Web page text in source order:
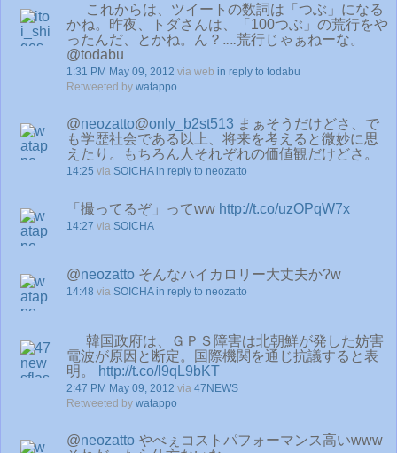
これからは、ツイートの数詞は「つぶ」になる
かね。昨夜、トダさんは、「100つぶ」の荒行をや
ったんだ、とかね。ん？‥‥荒行じゃぁねーな。
@todabu
1:31 PM May 09, 2012 via web in reply to todabu
Retweeted by watappo
@neozatto@only_b2st513 まぁそうだけどさ、で
も学歴社会である以上、将来を考えると微妙に思
えたり。もちろん人それぞれの価値観だけどさ。
14:25 via SOICHA in reply to neozatto
「撮ってるぞ」ってww http://t.co/uzOPqW7x
14:27 via SOICHA
@neozatto そんなハイカロリー大丈夫か?w
14:48 via SOICHA in reply to neozatto
韓国政府は、ＧＰＳ障害は北朝鮮が発した妨害
電波が原因と断定。国際機関を通じ抗議すると表
明。
http://t.co/l9qL9bKT
2:47 PM May 09, 2012 via 47NEWS
Retweeted by watappo
@neozatto やべぇコストパフォーマンス高いwww